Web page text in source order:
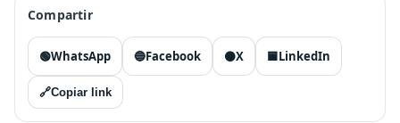
Compartir
🟢WhatsApp 🔵Facebook ⚫X 🟦LinkedIn
🔗Copiar link